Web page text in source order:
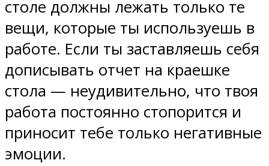
столе должны лежать только те
вещи, которые ты используешь в
работе. Если ты заставляешь себя
дописывать отчет на краешке
стола — неудивительно, что твоя
работа постоянно стопорится и
приносит тебе только негативные
эмоции.